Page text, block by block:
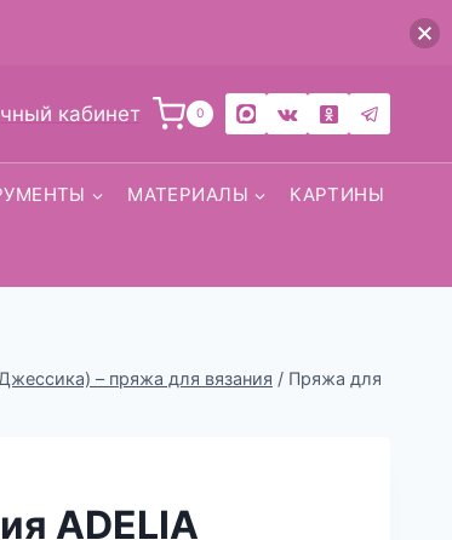
кабинет 0
МАТЕРИАЛЫ КАРТИНЫ
– пряжа для вязания / Пряжа для
ADELIA